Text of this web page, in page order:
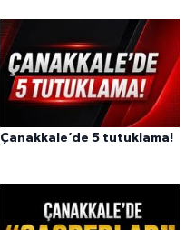
Çanakkale’de 5 tutuklama!